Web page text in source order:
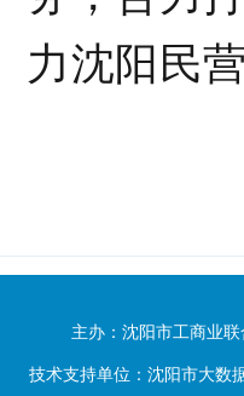
力沈阳民
主办：沈阳市工商业
技术支持单位：沈阳市大数